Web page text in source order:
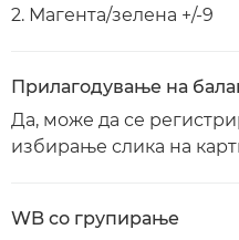
2. Магента/зелена +/-9
Прилагодување на
Да, може да се
избирање слика на
WB со групирање